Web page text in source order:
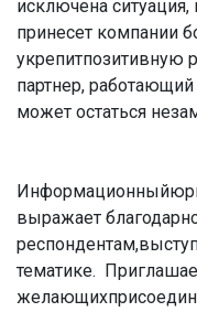
исключена
принесет компании
укрепитпозитивную
партнер,
может остаться
выражает
тематике.